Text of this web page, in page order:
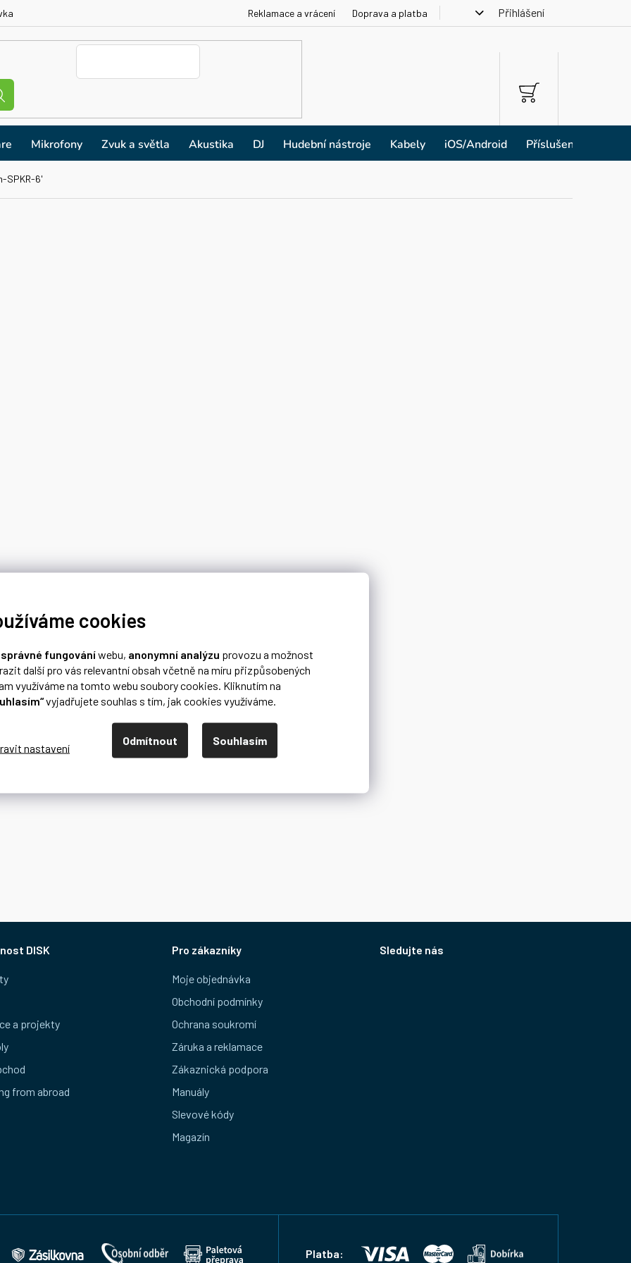
cookies
správné fungováníwebu, anonymní analýzu provozu a možnost
další pro vás relevantní obsah včetně na míru přizpůsobených
využíváme na tomto webu soubory cookies. Kliknutím na
vyjadřujete souhlas s tím, jak cookies využíváme.
Odmítnout Souhlasím
Reklamace a vrácení Doprava a platba Přihlášení
NÁKUPNÍ
KOŠÍK
Mikrofony Zvuk a světla Akustika DJ Hudební nástroje Kabely iOS/Android Příslušenství
SPKR-6'
DISK
a projekty
from abroad
Pro zákazníky
Moje objednávka
Obchodní podmínky
Ochrana soukromí
Záruka a reklamace
Zákaznická podpora
Manuály
Slevové kódy
Magazín
Sledujte nás
Platba: